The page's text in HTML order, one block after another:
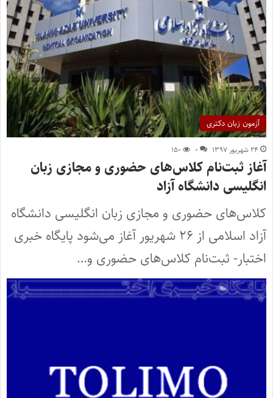
آزمون زبان دکتری
۲۴ شهریور ۱۳۹۷ ۰ ۱۵۰
آغاز ثبت‌‌نام کلاس‌های حضوری و مجازی زبان
انگلیسی دانشگاه آزاد
کلاس‌های حضوری و مجازی زبان انگلیسی دانشگاه
آزاد اسلامی از ۲۶ شهریور آغاز می‌شود پایگاه خبری
اختبار- ثبت‌‌نام کلاس‌های حضوری و…